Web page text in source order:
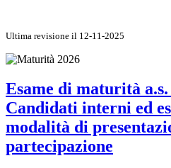
Ultima revisione il 12-11-2025
Esame di maturità a.s.
Candidati interni ed
modalità di
partecipazione